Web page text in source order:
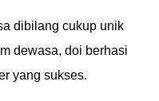
dibilang cukup unik
dewasa, doi berhasi
yang sukses.